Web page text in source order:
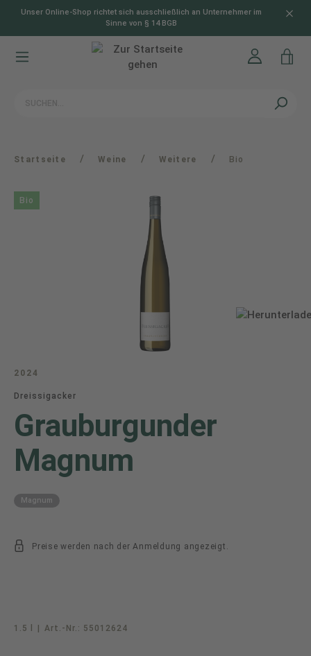
springen
Unser Online-Shop richtet sich ausschließlich an Unternehmer im
Sinne von § 14 BGB
Startseite / Weine / Weitere / Bio
Bio
2024
Dreissigacker
Grauburgunder
Magnum
Magnum
Preise werden nach der Anmeldung angezeigt.
1.5 l Art.-Nr.: 55012624